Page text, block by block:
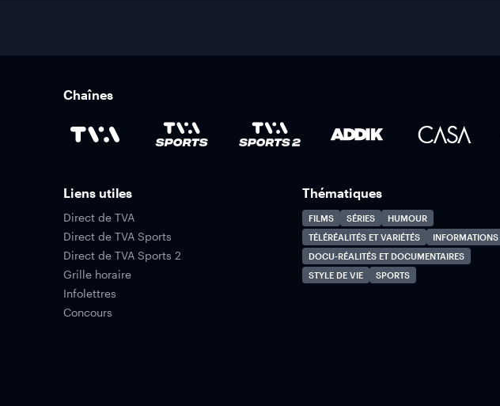
Chaînes
Liens utiles
Direct de TVA
Direct de TVA Sports
Direct de TVA Sports 2
Grille horaire
Infolettres
Concours
Thématiques
FILMS SÉRIES
HUMOUR
TÉLÉRÉALITÉS ET VARIÉTÉS
INFORMATIONS
DOCU-RÉALITÉS ET DOCUMENTAIRES
STYLE DE VIE
SPORTS